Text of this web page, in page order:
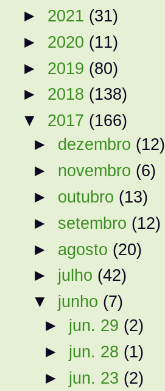
► 2021 (31)
► 2020 (11)
► 2019 (80)
► 2018 (138)
▼ 2017 (166)
► dezembro (12)
► novembro (6)
► outubro (13)
► setembro (12)
► agosto (20)
► julho (42)
▼ junho (7)
► jun. 29 (2)
► jun. 28 (1)
► jun. 23 (2)